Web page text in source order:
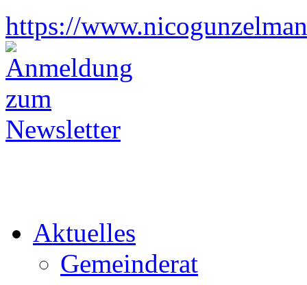
https://
Aktuelles
Gemeinderat